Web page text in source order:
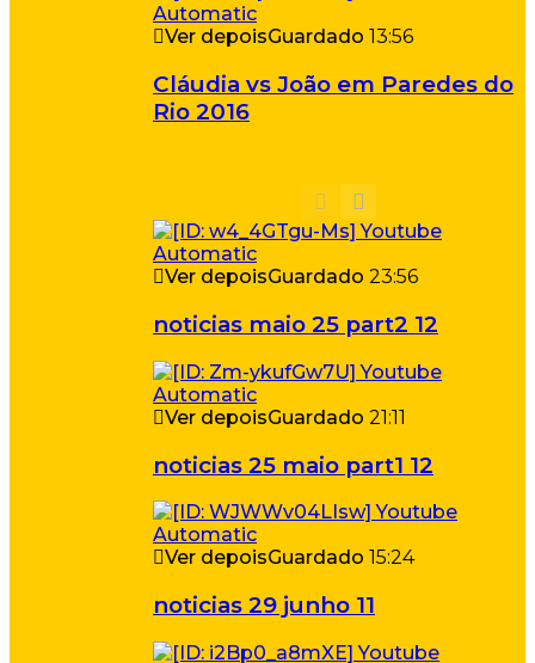
Ver depoisGuardado 13:56
Cláudia vs João em Paredes do
Rio 2016
Ver depoisGuardado 23:56
noticias maio 25 part2 12
Ver depoisGuardado 21:11
noticias 25 maio part1 12
Ver depoisGuardado 15:24
noticias 29 junho 11